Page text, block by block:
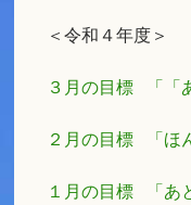
＜令和４年度＞
３月の目標 「「
２月の目標 「ほ
１月の目標 「あ